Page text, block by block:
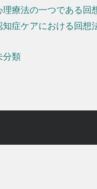
理療法の一つである回
知症ケアにおける回想
分類